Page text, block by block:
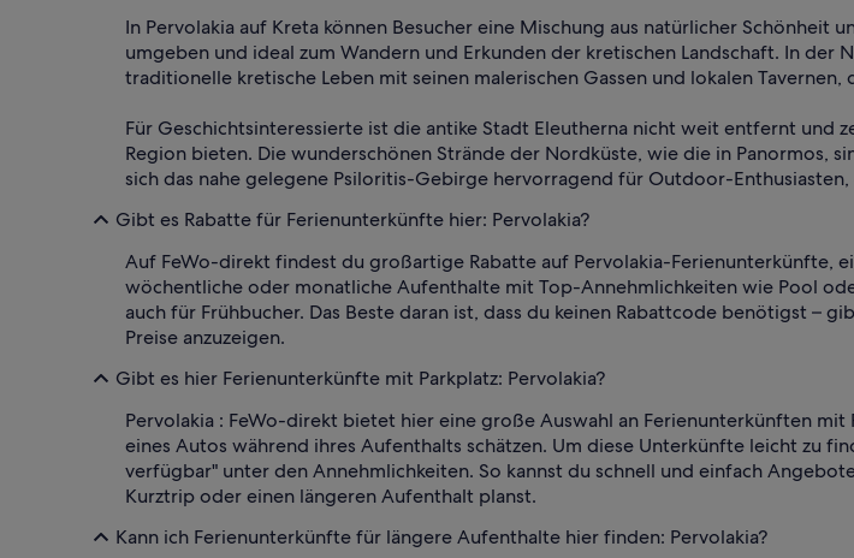
In Pervolakia auf Kreta können Besucher eine Mischung aus natürlicher
umgeben und ideal zum Wandern und Erkunden der kretischen Landschaft. In
traditionelle kretische Leben mit seinen malerischen Gassen und lokalen
Für Geschichtsinteressierte ist die antike Stadt Eleutherna nicht weit entfernt und
Region bieten. Die wunderschönen Strände der Nordküste, wie die in Panormos,
sich das nahe gelegene Psiloritis-Gebirge hervorragend für Outdoor-
Gibt es Rabatte für Ferienunterkünfte hier: Pervolakia?
Auf FeWo-direkt findest du großartige Rabatte auf Pervolakia-Ferienunterkünfte,
wöchentliche oder monatliche Aufenthalte mit Top-Annehmlichkeiten wie Pool
auch für Frühbucher. Das Beste daran ist, dass du keinen Rabattcode benötigst –
Preise anzuzeigen.
Gibt es hier Ferienunterkünfte mit Parkplatz: Pervolakia?
Pervolakia : FeWo-direkt bietet hier eine große Auswahl an Ferienunterkünften
eines Autos während ihres Aufenthalts schätzen. Um diese Unterkünfte leicht zu
verfügbar" unter den Annehmlichkeiten. So kannst du schnell und einfach
Kurztrip oder einen längeren Aufenthalt planst.
Kann ich Ferienunterkünfte für längere Aufenthalte hier finden: Pervolakia?